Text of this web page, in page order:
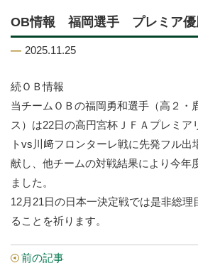
OB情報 福岡選手 プレミア優
2025.11.25
続ＯＢ情報
当チームＯＢの福岡勇和選手（高２・
ス）は22日の高円宮杯ＪＦＡプレミア
トvs川﨑フロンターレ戦に先発フル出
献し、他チームの対戦結果により今年
ました。
12月21日の日本一決定戦では是非総理
ることを祈ります。
前の記事